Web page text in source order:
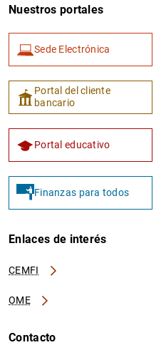
Nuestros portales
Sede Electrónica
Portal del cliente
bancario
Portal educativo
Finanzas para todos
Enlaces de interés
CEMFI
OME
Contacto